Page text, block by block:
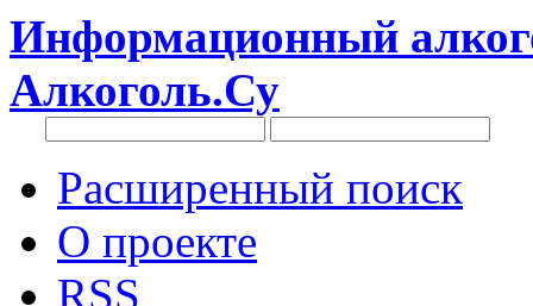
Информационный
Алкоголь.Су
Расширенный поиск
О проекте
RSS